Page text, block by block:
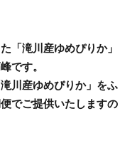
「滝川産ゆめぴりか」
です。
川産ゆめぴりか」をふ
でご提供いたしますの